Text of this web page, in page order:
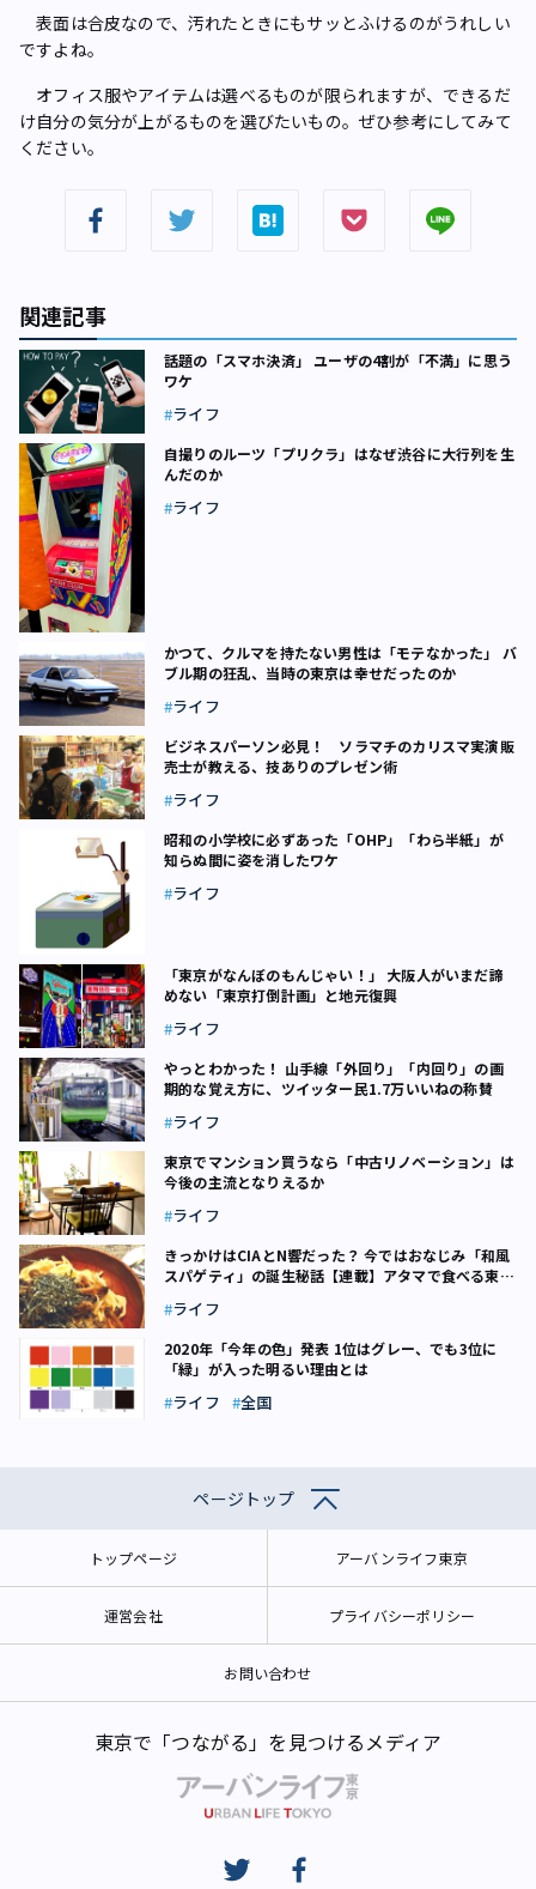
表面は合皮なので、汚れたときにもサッとふけるのがうれしい
ですよね。
オフィス服やアイテムは選べるものが限られますが、できるだ
け自分の気分が上がるものを選びたいもの。ぜひ参考にしてみて
ください。
関連記事
話題の「スマホ決済」 ユーザの4割が「不満」に思う
ワケ
ライフ
自撮りのルーツ「プリクラ」はなぜ渋谷に大行列を生
んだのか
ライフ
かつて、クルマを持たない男性は「モテなかった」 バ
ブル期の狂乱、当時の東京は幸せだったのか
ライフ
ビジネスパーソン必見！ ソラマチのカリスマ実演販
売士が教える、技ありのプレゼン術
ライフ
昭和の小学校に必ずあった「OHP」「わら半紙」が
知らぬ間に姿を消したワケ
ライフ
「東京がなんぼのもんじゃい！」 大阪人がいまだ諦
めない「東京打倒計画」と地元復興
ライフ
やっとわかった！ 山手線「外回り」「内回り」の画
期的な覚え方に、ツイッター民1.7万いいねの称賛
ライフ
東京でマンション買うなら「中古リノベーション」――は
今後の主流となりえるか
ライフ
きっかけはCIAとN響だった？ 今ではおなじみ「和風
スパゲティ」の誕生秘話【連載】アタマで食べる東京
ライフ
2020年「今年の色」発表 1位はグレー、でも3位に
「緑」が入った明るい理由とは
ライフ 全国
ページトップ
トップページ アーバンライフ東京
運営会社 プライバシーポリシー
お問い合わせ
東京で「つながる」を見つけるメディア